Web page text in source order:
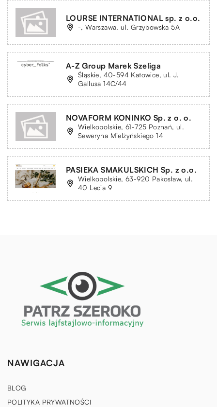
LOURSE INTERNATIONAL sp. z o.o.
-, Warszawa, ul. Grzybowska 5A
A-Z Group Marek Szeliga
Śląskie, 40-594 Katowice, ul. J.
Gallusa 14C/44
NOVAFORM KONINKO Sp. z o. o.
Wielkopolskie, 61-725 Poznań, ul.
Seweryna Mielżyńskiego 14
PASIEKA SMAKULSKICH Sp. z o.o.
Wielkopolskie, 63-920 Pakosław, ul.
40 Lecia 9
NAWIGACJA
BLOG
POLITYKA PRYWATNOŚCI